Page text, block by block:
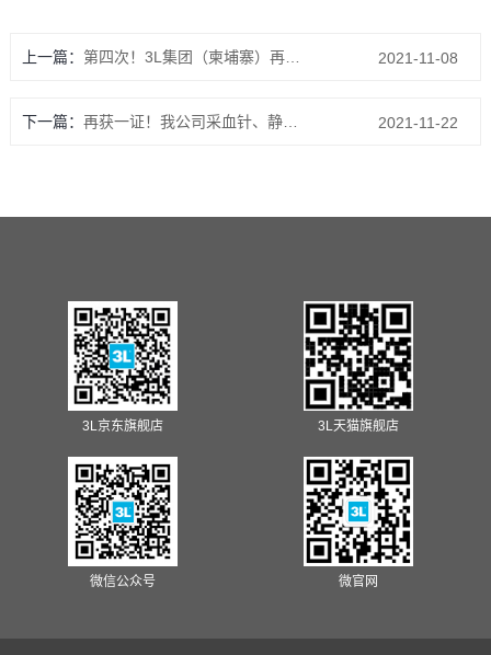
上一篇： 第四次！3L集团（柬埔寨）再次亮相中国国际进口博览会 2021-11-08
下一篇： 再获一证！我公司采血针、静脉留置针等产品成功取得“3L”商标注册证 2021-11-22
3L京东旗舰店 3L天猫旗舰店
微信公众号 微官网